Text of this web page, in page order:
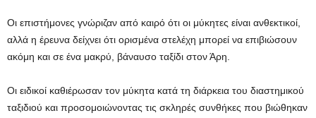
Οι επιστήμονες γνώριζαν από καιρό ότι οι μύκητες είναι ανθεκτικοί,
αλλά η έρευνα δείχνει ότι ορισμένα στελέχη μπορεί να επιβιώσουν
ακόμη και σε ένα μακρύ, βάναυσο ταξίδι στον Άρη.
Οι ειδικοί καθιέρωσαν τον μύκητα κατά τη διάρκεια του διαστημικού
ταξιδιού και προσομοιώνοντας τις σκληρές συνθήκες που βιώθηκαν